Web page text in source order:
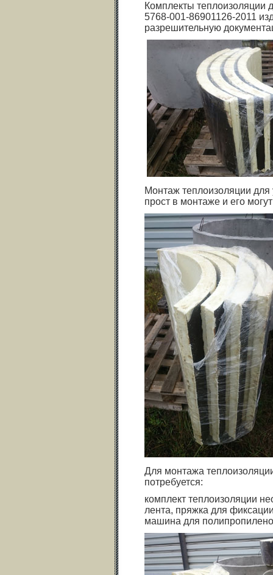
Комплекты теплоизоляции
5768-001-86901126-2011
разрешительную
Монтаж теплоизоляции для
прост в монтаже и его
Для монтажа
потребуется:
комплект теплоизоляции
лента, пряжка для
машина для